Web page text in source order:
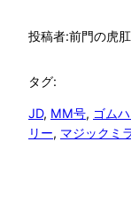
投稿者:前門の虎
タグ:
JD, MM号, ゴム
リー, マジックミ